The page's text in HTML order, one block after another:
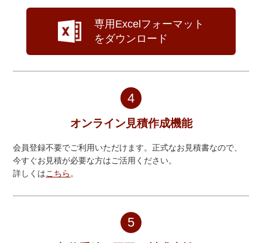
専用Excelフォーマット
をダウンロード
4
オンライン見積作成機能
会員登録不要でご利用いただけます。正式なお見積書なので、
今すぐお見積が必要な方はご活用ください。
詳しくはこちら 。
5